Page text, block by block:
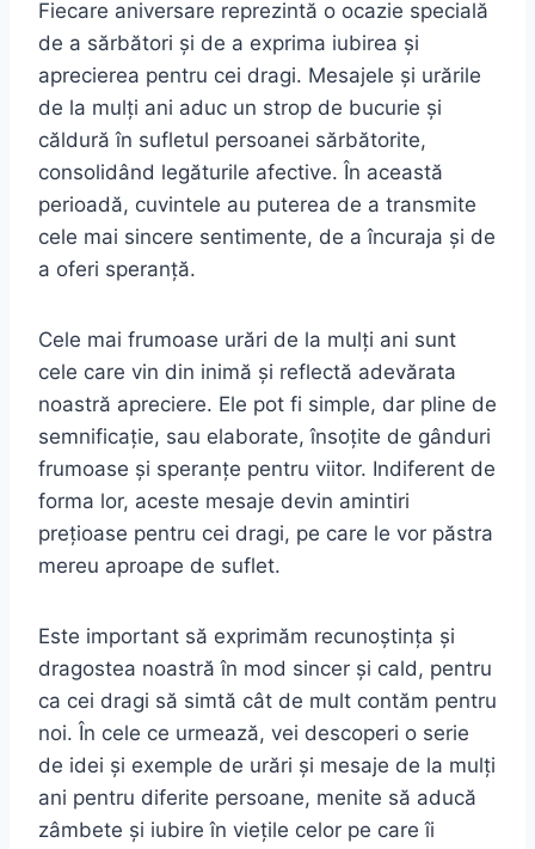
Fiecare aniversare reprezintă o ocazie specială
de a sărbători și de a exprima iubirea și
aprecierea pentru cei dragi. Mesajele și urările
de la mulți ani aduc un strop de bucurie și
căldură în sufletul persoanei sărbătorite,
consolidând legăturile afective. În această
perioadă, cuvintele au puterea de a transmite
cele mai sincere sentimente, de a încuraja și de
a oferi speranță.
Cele mai frumoase urări de la mulți ani sunt
cele care vin din inimă și reflectă adevărata
noastră apreciere. Ele pot fi simple, dar pline de
semnificație, sau elaborate, însoțite de gânduri
frumoase și speranțe pentru viitor. Indiferent de
forma lor, aceste mesaje devin amintiri
prețioase pentru cei dragi, pe care le vor păstra
mereu aproape de suflet.
Este important să exprimăm recunoștința și
dragostea noastră în mod sincer și cald, pentru
ca cei dragi să simtă cât de mult contăm pentru
noi. În cele ce urmează, vei descoperi o serie
de idei și exemple de urări și mesaje de la mulți
ani pentru diferite persoane, menite să aducă
zâmbete și iubire în viețile celor pe care îi